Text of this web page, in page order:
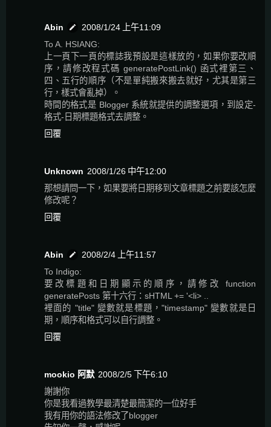
Abin
2008/1/24 上午11:09
To A. HSIANG:
上一頁下一頁的標誌我預設是這樣放的，如果你要改順
序，請修改程式碼 generatePostLink() 函式裡第三、
四、五行的順序（不是單純搬來搬去就好，尤其是第三
行，樣式會亂掉）。
時間的格式是 Blogger 系統就提供的調整選項，到設定-
格式-日期標題格式去調整。
回覆
Unknown 2008/1/26 中午12:00
那想請問一下，如果要將日期移到文章標題之前要該怎麼
修改呢？
回覆
Abin
2008/2/4 上午11:57
To Indigo:
要改標題和日期顯示的順序，請修改 function
generatePosts 第十六行：sHTML += '<li> ..
裡面的 "title" 變數就是標題，"timestamp" 變數就是日
期，順序和格式可以自行調整。
回覆
mookio 阿默 2008/2/5 下午6:10
謝謝你
你是我看過教學最清楚最簡潔的一位好手
我有用你的語法修改了blogger